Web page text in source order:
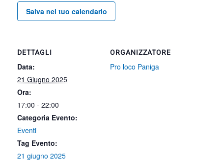
Salva nel tuo calendario
DETTAGLI
Data:
21 Giugno 2025
Ora:
17:00 - 22:00
Categoria Evento:
Eventi
Tag Evento:
21 giugno 2025
ORGANIZZATORE
Pro loco Paniga